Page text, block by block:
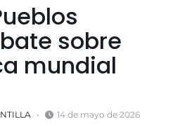
sobre
mundial
14 de mayo de 2026